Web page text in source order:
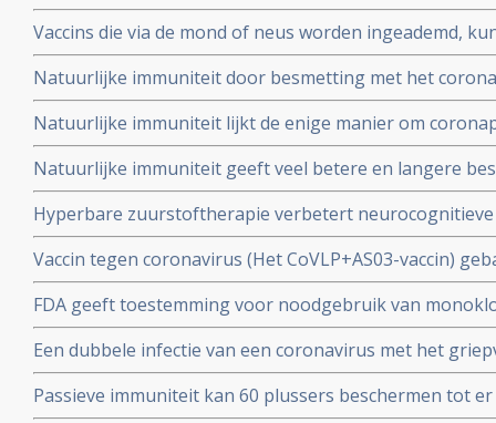
boostervaccins en ontsnappen aan eigen
Vaccins die via de mond of neus worden ingeademd,
Twee mond- en neusvaccins krijgen goedkeuring in
Natuurlijke immuniteit door besmetting met het
vs 23 procent) tegen Omicron varianten BA.4 en BA.5
Natuurlijke immuniteit lijkt de enige manier om
Zweeds onderzoek ziet effectiviteit van vaccins binnen
nagenoeg geen bescherming meer.
Natuurlijke immuniteit geeft veel betere en langere
coronavirus - Covid-19 dan een vaccin dat zijn
Hyperbare zuurstoftherapie verbetert
veroorzaakt door coronabesmetting bij patienten met
Vaccin tegen coronavirus (Het CoVLP+AS03-vaccin)
stoffen geeft uitstekende bescherming tegen ziek
ziekte (78 procent)
FDA geeft toestemming voor noodgebruik van
(tixagevimab plus cilgavimab) voor preventie van
immuunziekte die niet goed reageren op de
Een dubbele infectie van een coronavirus met het
ziekte en meer ziekenhuisopnames en overlijdingen
studie.
Passieve immuniteit kan 60 plussers beschermen tot